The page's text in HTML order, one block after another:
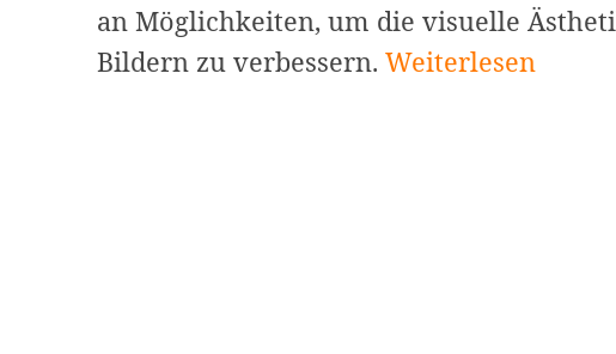
an Möglichkeiten, um die visuelle
Bildern zu verbessern. Die
Weiterlesen